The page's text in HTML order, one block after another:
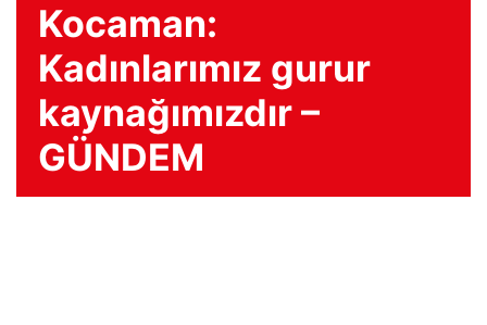
Kocaman:
Kadınlarımız gurur
kaynağımızdır –
GÜNDEM